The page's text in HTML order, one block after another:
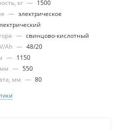
кг — 1500
— электрическое
— свинцово-кислотный
Ah — 48/20
— 1150
— 550
мм — 80